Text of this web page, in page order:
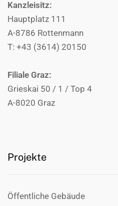
Kanzleisitz:
Hauptplatz 111
A-8786 Rottenmann
T: +43 (3614) 20150
Filiale Graz:
Grieskai 50 / 1 / Top 4
A-8020 Graz
Projekte
Öffentliche Gebäude